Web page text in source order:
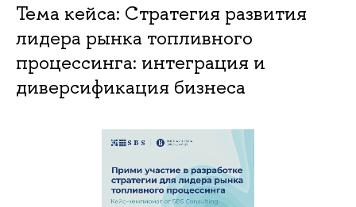
Тема кейса: Стратегия развития
лидера рынка топливного
процессинга: интеграция и
диверсификация бизнеса